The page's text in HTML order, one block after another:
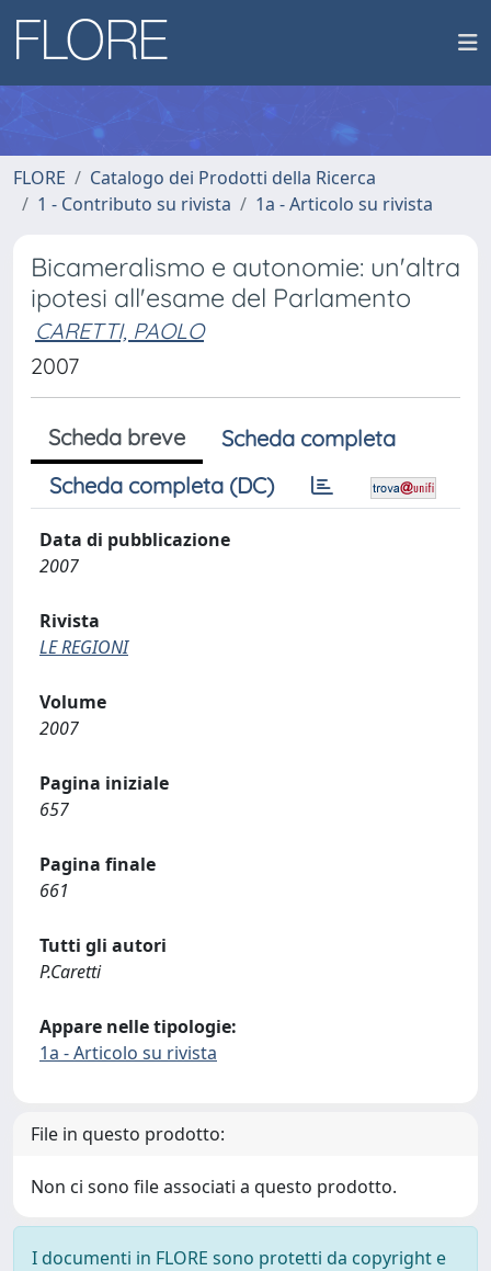
FLORE
Catalogo dei Prodotti della Ricerca
1 - Contributo su rivista
1a - Articolo su rivista
Bicameralismo e autonomie: un'altra
ipotesi all'esame del Parlamento
CARETTI, PAOLO
2007
Scheda breve
Scheda completa
Scheda completa (DC)
Data di pubblicazione
2007
Rivista
LE REGIONI
Volume
2007
Pagina iniziale
657
Pagina finale
661
Tutti gli autori
P.Caretti
Appare nelle tipologie:
1a - Articolo su rivista
File in questo prodotto:
Non ci sono file associati a questo prodotto.
I documenti in FLORE sono protetti da copyright e